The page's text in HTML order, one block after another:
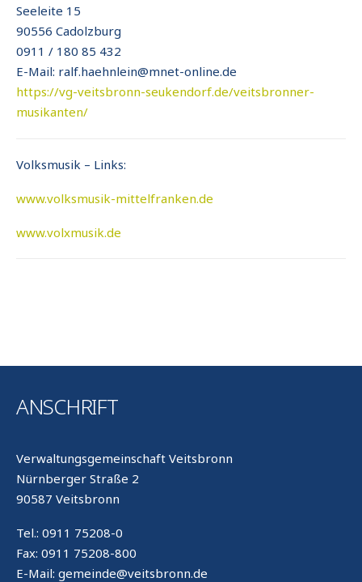
Seeleite 15
90556 Cadolzburg
0911 / 180 85 432
E-Mail: ralf.haehnlein@mnet-online.de
https://vg-veitsbronn-seukendorf.de/veitsbronner-
musikanten/
Volksmusik – Links:
www.volksmusik-mittelfranken.de
www.volxmusik.de
ANSCHRIFT
Verwaltungsgemeinschaft Veitsbronn
Nürnberger Straße 2
90587 Veitsbronn
Tel.: 0911 75208-0
Fax: 0911 75208-800
E-Mail: gemeinde@veitsbronn.de